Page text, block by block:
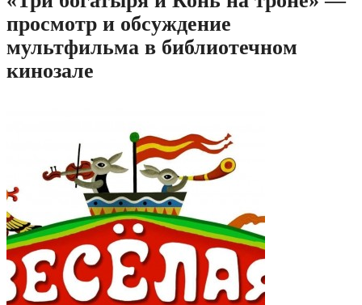
просмотр и обсуждение
мультфильма в библиотечном
кинозале